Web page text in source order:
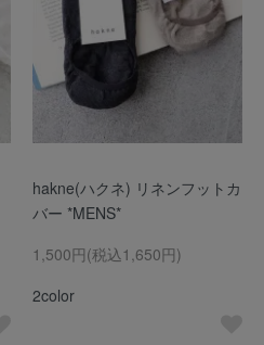
hakne(ハクネ) リネンフットカ
バー *MENS*
1,500円(税込1,650円)
2color